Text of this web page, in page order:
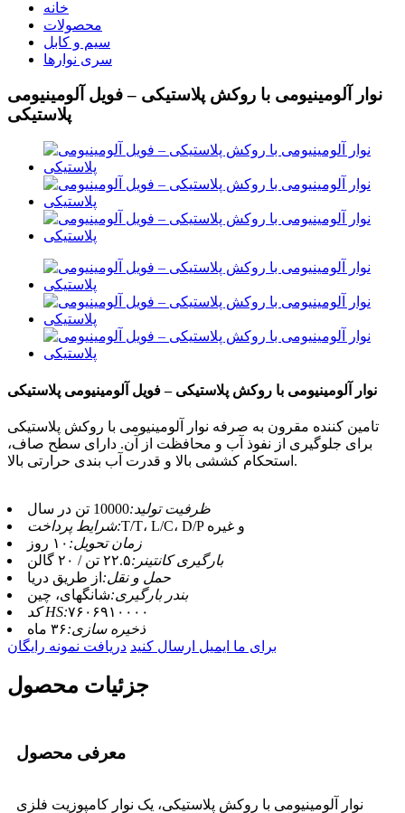
خانه
محصولات
سیم و کابل
سری نوارها
نوار آلومینیومی با روکش پلاستیکی – فویل آلومینیومی
پلاستیکی
نوار آلومینیومی با روکش پلاستیکی – فویل آلومینیومی پلاستیکی
تامین کننده مقرون به صرفه نوار آلومینیومی با روکش پلاستیکی
برای جلوگیری از نفوذ آب و محافظت از آن. دارای سطح صاف،
استحکام کششی بالا و قدرت آب بندی حرارتی بالا.
ظرفیت تولید:10000 تن در سال
شرایط پرداخت:
T/T، L/C، D/P و غیره
زمان تحویل: ۱۰ روز
بارگیری کانتینر:۲۲.۵ تن / ۲۰ گالن
حمل و نقل: از طریق دریا
بندر بارگیری:شانگهای، چین
کد HS:۷۶۰۶۹۱۰۰۰۰
ذخیره سازی:۳۶ ماه
برای ما ایمیل ارسال کنید دریافت نمونه رایگان
جزئیات محصول
معرفی محصول
نوار آلومینیومی با روکش پلاستیکی، یک نوار کامپوزیت فلزی